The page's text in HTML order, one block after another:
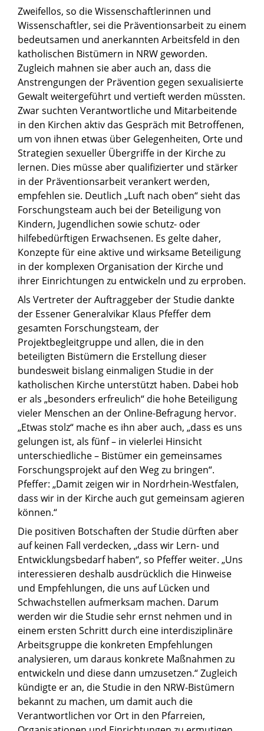
Zweifellos, so die Wissenschaftlerinnen und
Wissenschaftler, sei die Präventionsarbeit zu einem
bedeutsamen und anerkannten Arbeitsfeld in den
katholischen Bistümern in NRW geworden.
Zugleich mahnen sie aber auch an, dass die
Anstrengungen der Prävention gegen sexualisierte
Gewalt weitergeführt und vertieft werden müssten.
Zwar suchten Verantwortliche und Mitarbeitende
in den Kirchen aktiv das Gespräch mit Betroffenen,
um von ihnen etwas über Gelegenheiten, Orte und
Strategien sexueller Übergriffe in der Kirche zu
lernen. Dies müsse aber qualifizierter und stärker
in der Präventionsarbeit verankert werden,
empfehlen sie. Deutlich „Luft nach oben“ sieht das
Forschungsteam auch bei der Beteiligung von
Kindern, Jugendlichen sowie schutz- oder
hilfebedürftigen Erwachsenen. Es gelte daher,
Konzepte für eine aktive und wirksame Beteiligung
in der komplexen Organisation der Kirche und
ihrer Einrichtungen zu entwickeln und zu erproben.
Als Vertreter der Auftraggeber der Studie dankte
der Essener Generalvikar Klaus Pfeffer dem
gesamten Forschungsteam, der
Projektbegleitgruppe und allen, die in den
beteiligten Bistümern die Erstellung dieser
bundesweit bislang einmaligen Studie in der
katholischen Kirche unterstützt haben. Dabei hob
er als „besonders erfreulich“ die hohe Beteiligung
vieler Menschen an der Online-Befragung hervor.
„Etwas stolz“ mache es ihn aber auch, „dass es uns
gelungen ist, als fünf – in vielerlei Hinsicht
unterschiedliche – Bistümer ein gemeinsames
Forschungsprojekt auf den Weg zu bringen“.
Pfeffer: „Damit zeigen wir in Nordrhein-Westfalen,
dass wir in der Kirche auch gut gemeinsam agieren
können.“
Die positiven Botschaften der Studie dürften aber
auf keinen Fall verdecken, „dass wir Lern- und
Entwicklungsbedarf haben“, so Pfeffer weiter. „Uns
interessieren deshalb ausdrücklich die Hinweise
und Empfehlungen, die uns auf Lücken und
Schwachstellen aufmerksam machen. Darum
werden wir die Studie sehr ernst nehmen und in
einem ersten Schritt durch eine interdisziplinäre
Arbeitsgruppe die konkreten Empfehlungen
analysieren, um daraus konkrete Maßnahmen zu
entwickeln und diese dann umzusetzen.“ Zugleich
kündigte er an, die Studie in den NRW-Bistümern
bekannt zu machen, um damit auch die
Verantwortlichen vor Ort in den Pfarreien,